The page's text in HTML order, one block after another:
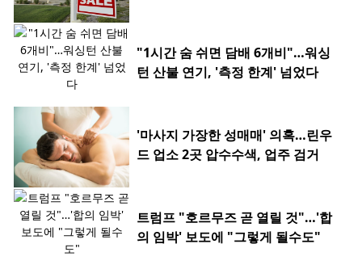
"1시간 숨 쉬면 담배 6개비"…워싱
턴 산불 연기, '측정 한계' 넘었다
'마사지 가장한 성매매' 의혹…린우
드 업소 2곳 압수수색, 업주 검거
트럼프 "호르무즈 곧 열릴 것"…'합
의 임박' 보도에 "그렇게 될수도"